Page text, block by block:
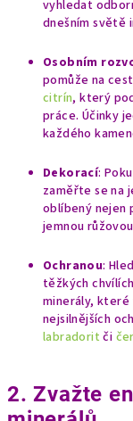
vyhledat
dnešním světě
Osobním
pomůže na
citrín, který
práce. Účinky
každého
Dekorací:
zaměřte se na
oblíbený nejen
jemnou
Ochranou:
těžkých
minerály,
nejsilnějších
labradorit či
2. Zvažte